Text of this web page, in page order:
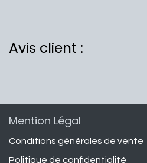
Avis client :
Mention Légal
Conditions générales de vente
Politique de confidentialité